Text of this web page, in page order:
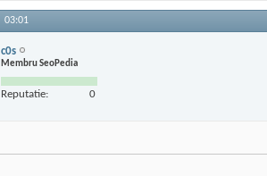
03:01
c0s
Membru SeoPedia
Reputatie: 0